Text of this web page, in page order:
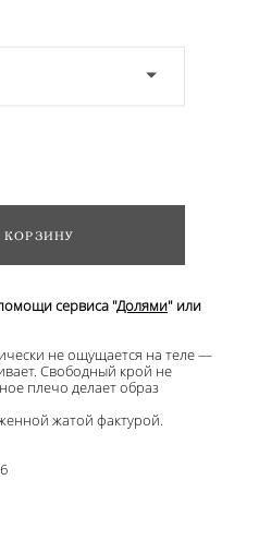
КОРЗИНУ
сервиса "Долями" или
не ощущается на теле —
Свободный крой не
плечо делает образ
жатой фактурой.